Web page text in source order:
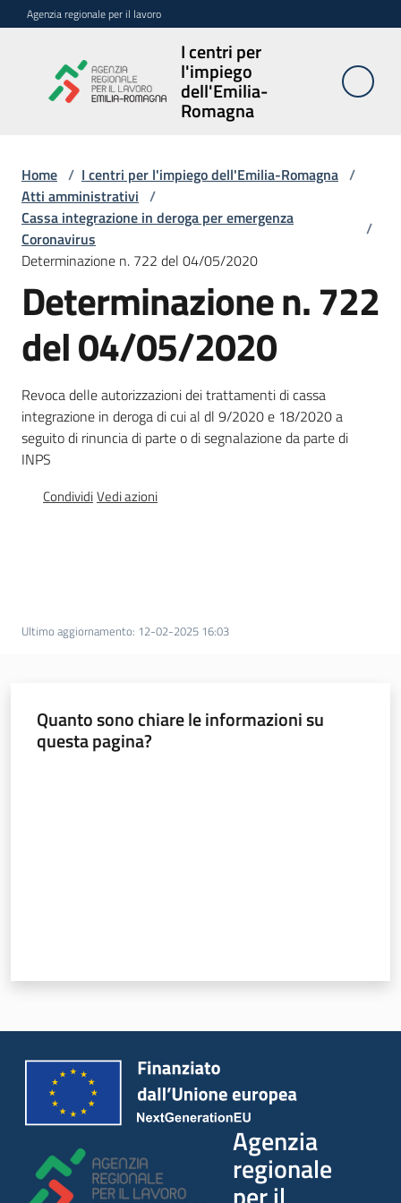
Vai al contenuto
Vai alla navigazione
Vai al footer
Agenzia regionale per il lavoro
I centri per
l'impiego
dell'Emilia-
Romagna
I centri per
l'impiego
dell'Emilia-
Romagna
Sedi
e
contatti
Avvisi
Atti
amministrativi
Menu selezionato
Agenzia
regionale
Novità
I centri per l'impiego
Home / I centri per l'impiego dell'Emilia-Romagna /
Atti amministrativi /
Cassa integrazione in deroga per emergenza
Coronavirus
/
Determinazione n. 722 del 04/05/2020
Determinazione n. 722
del 04/05/2020
Revoca delle autorizzazioni dei trattamenti di cassa
integrazione in deroga di cui al dl 9/2020 e 18/2020 a
seguito di rinuncia di parte o di segnalazione da parte di
INPS
CondividiVedi azioni
Ultimo aggiornamento: 12-02-2025 16:03
Quanto sono chiare le informazioni su
questa pagina?
Agenzia
regionale